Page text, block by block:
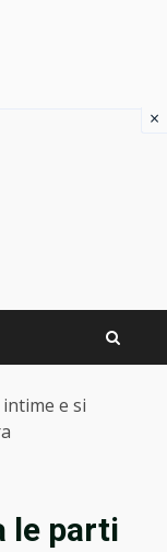
e si
le parti
×